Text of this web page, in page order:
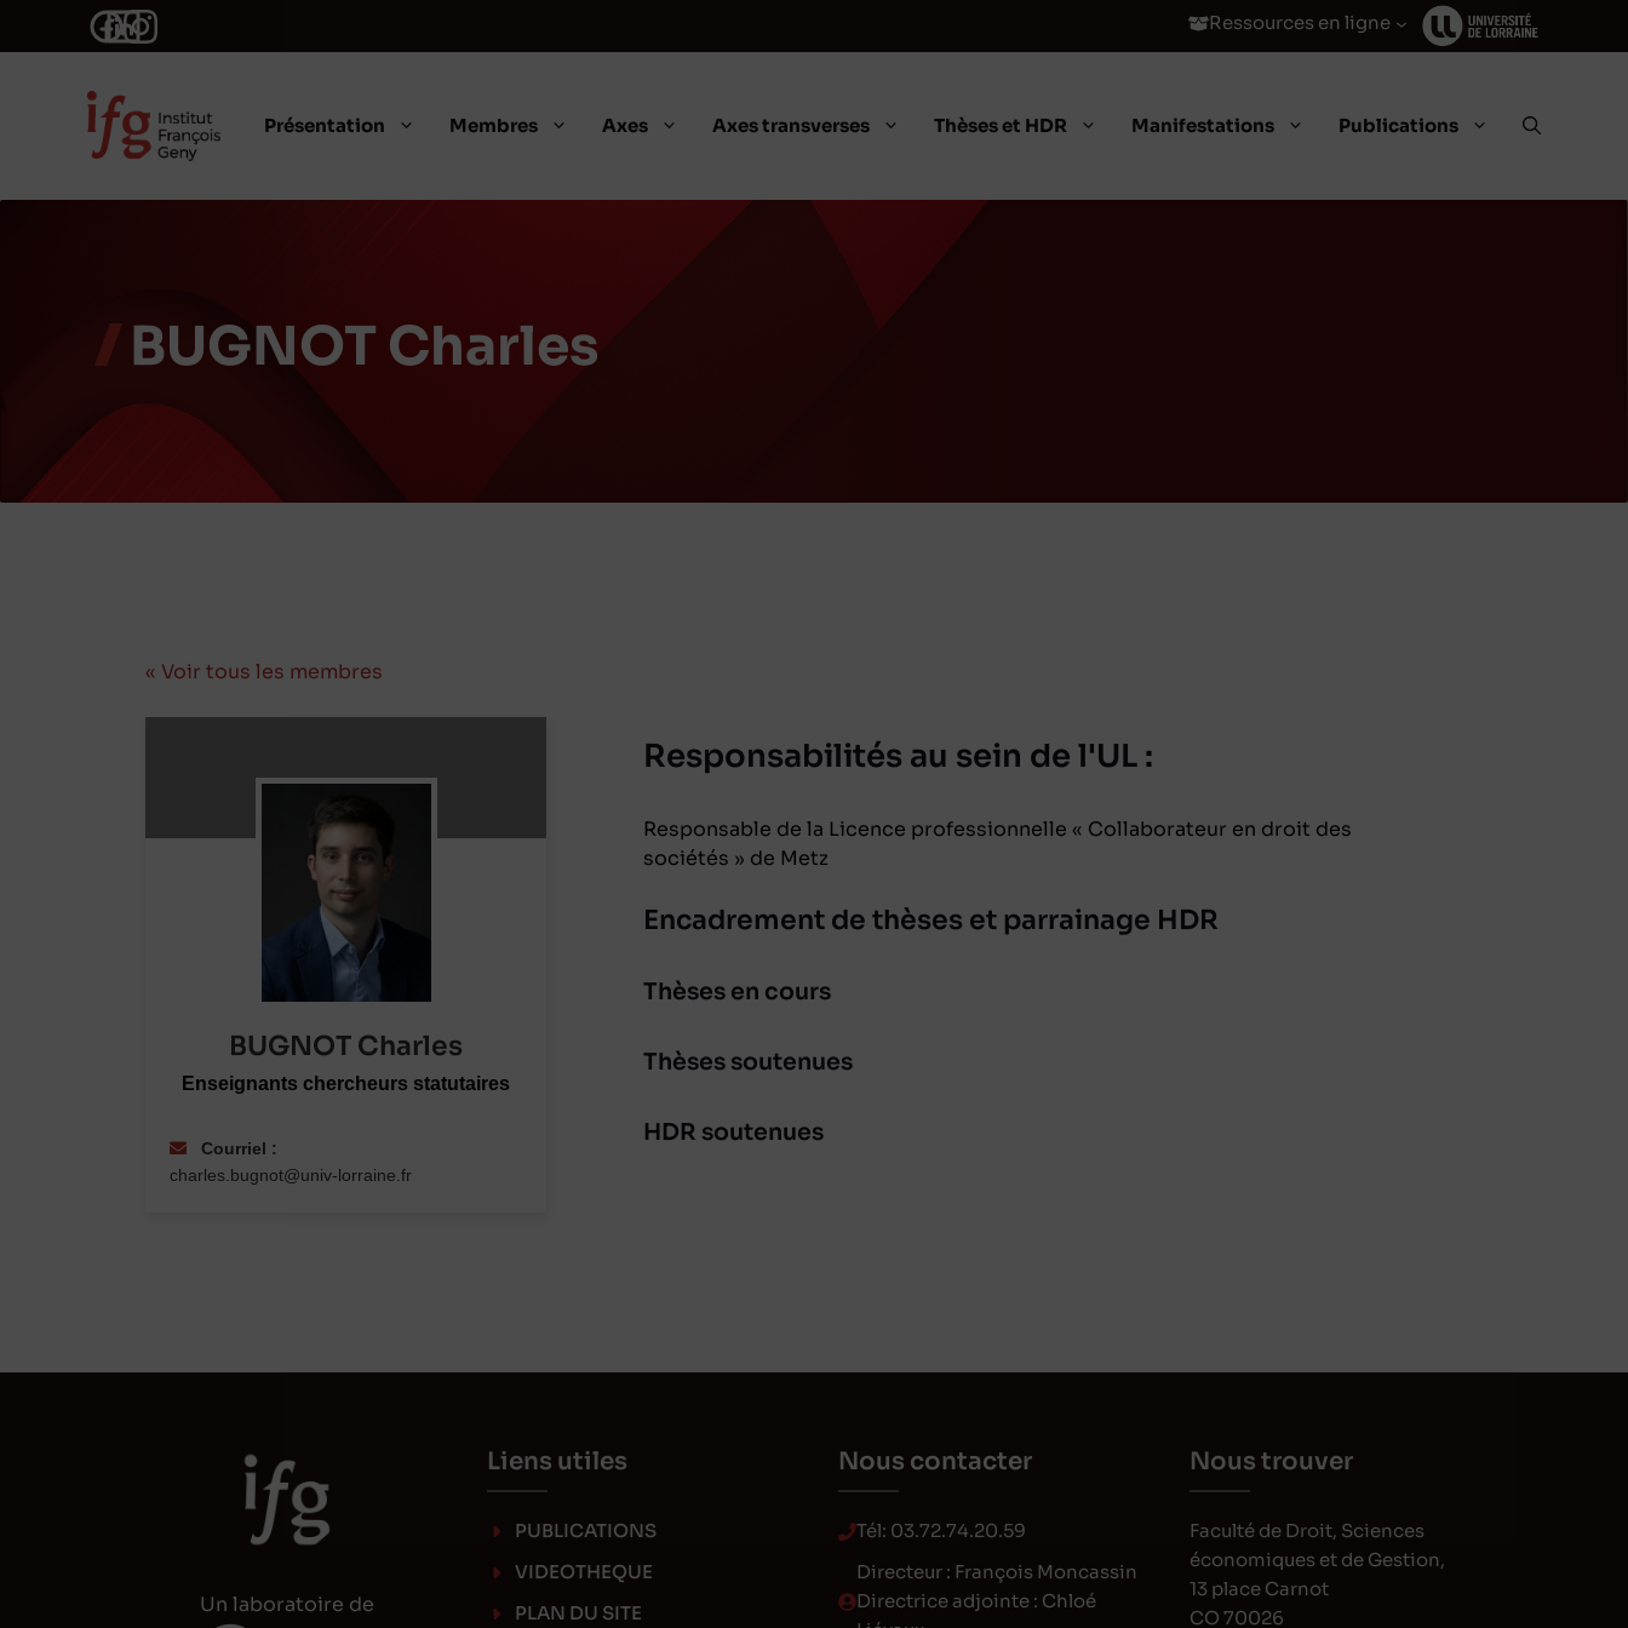
Ressources en ligne
Présentation Membres Axes Axes transverses Thèses et HDR Manifestations Publications
BUGNOT Charles
« Voir tous les membres
BUGNOT Charles
Enseignants chercheurs statutaires
Courriel :
charles.bugnot@univ-lorraine.fr
Responsabilités au sein de l'UL :
Responsable de la Licence professionnelle « Collaborateur en droit des
sociétés » de Metz
Encadrement de thèses et parrainage HDR
Thèses en cours
Thèses soutenues
HDR soutenues
Un laboratoire de
Liens utiles
PUBLICATIONS
VIDEOTHEQUE
PLAN DU SITE
Nous contacter
Tél: 03.72.74.20.59
Directeur : François Moncassin
Directrice adjointe : Chloé
Nous trouver
Faculté de Droit, Sciences
économiques et de Gestion,
13 place Carnot
CO 70026